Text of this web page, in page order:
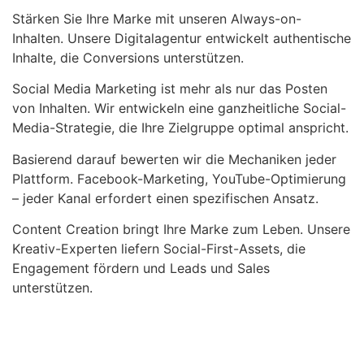
Stärken Sie Ihre Marke mit unseren Always-on-
Inhalten. Unsere Digitalagentur entwickelt authentische
Inhalte, die Conversions unterstützen.
Social Media Marketing ist mehr als nur das Posten
von Inhalten. Wir entwickeln eine ganzheitliche Social-
Media-Strategie, die Ihre Zielgruppe optimal anspricht.
Basierend darauf bewerten wir die Mechaniken jeder
Plattform. Facebook-Marketing, YouTube-Optimierung
– jeder Kanal erfordert einen spezifischen Ansatz.
Content Creation bringt Ihre Marke zum Leben. Unsere
Kreativ-Experten liefern Social-First-Assets, die
Engagement fördern und Leads und Sales
unterstützen.